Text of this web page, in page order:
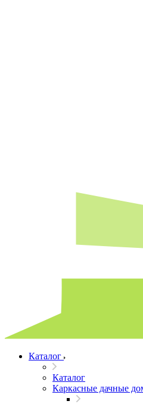
Каталог
Каталог
Каркасные дачные